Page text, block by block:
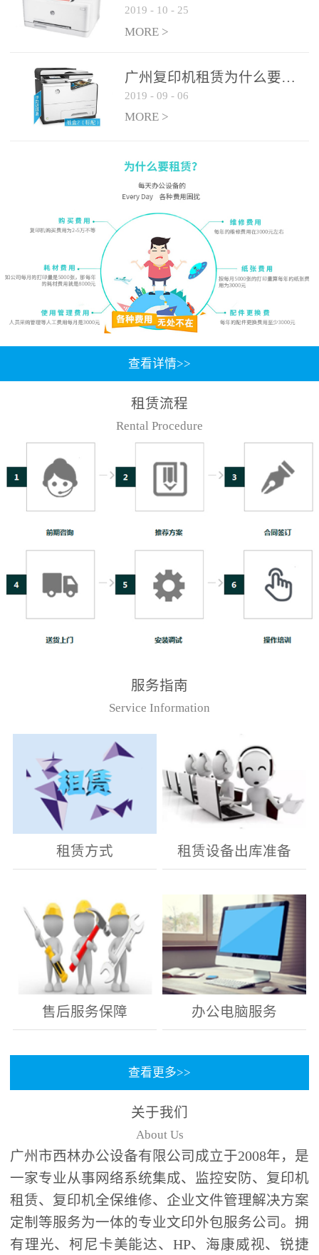
2019 - 10 - 25
MORE >
广州复印机租赁为什么要选大平台
2019 - 09 - 06
MORE >
查看详情>>
租赁流程
Rental Procedure
服务指南
Service Information
租赁方式 租赁设备出库准备
售后服务保障 办公电脑服务
查看更多>>
关于我们
About Us
广州市西林办公设备有限公司成立于2008年，是
一家专业从事网络系统集成、监控安防、复印机
租赁、复印机全保维修、企业文件管理解决方案
定制等服务为一体的专业文印外包服务公司。拥
有理光、柯尼卡美能达、HP、海康威视、锐捷